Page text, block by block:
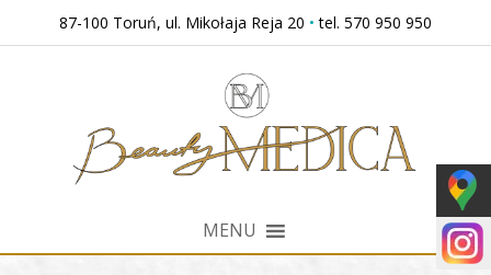
87-100 Toruń, ul. Mikołaja Reja 20 • tel. 570 950 950
MENU